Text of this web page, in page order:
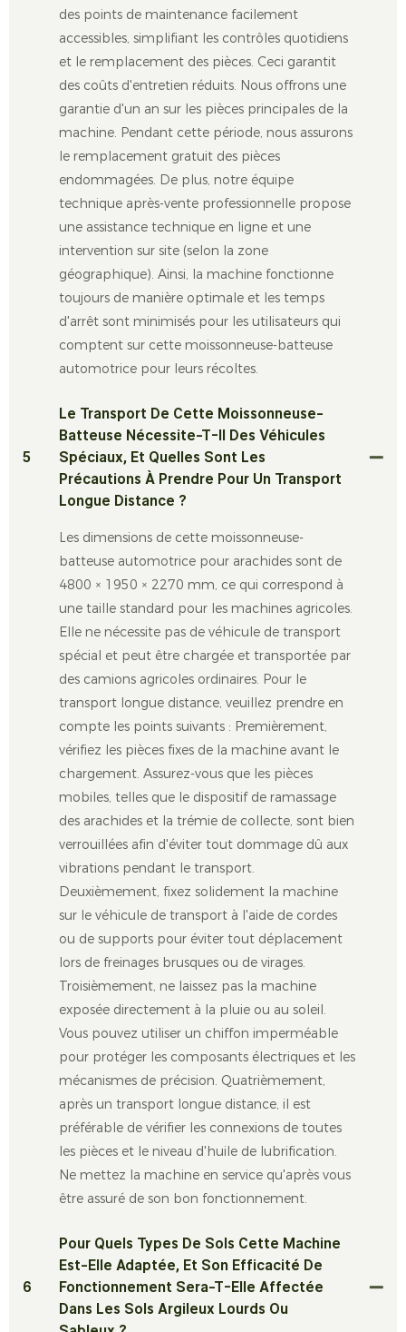
des points de maintenance facilement
accessibles, simplifiant les contrôles quotidiens
et le remplacement des pièces. Ceci garantit
des coûts d'entretien réduits. Nous offrons une
garantie d'un an sur les pièces principales de la
machine. Pendant cette période, nous assurons
le remplacement gratuit des pièces
endommagées. De plus, notre équipe
technique après-vente professionnelle propose
une assistance technique en ligne et une
intervention sur site (selon la zone
géographique). Ainsi, la machine fonctionne
toujours de manière optimale et les temps
d'arrêt sont minimisés pour les utilisateurs qui
comptent sur cette moissonneuse-batteuse
automotrice pour leurs récoltes.
5
Le Transport De Cette Moissonneuse-
Batteuse Nécessite-T-Il Des Véhicules
Spéciaux, Et Quelles Sont Les
Précautions À Prendre Pour Un Transport
Longue Distance ?
Les dimensions de cette moissonneuse-
batteuse automotrice pour arachides sont de
4800 × 1950 × 2270 mm, ce qui correspond à
une taille standard pour les machines agricoles.
Elle ne nécessite pas de véhicule de transport
spécial et peut être chargée et transportée par
des camions agricoles ordinaires. Pour le
transport longue distance, veuillez prendre en
compte les points suivants : Premièrement,
vérifiez les pièces fixes de la machine avant le
chargement. Assurez-vous que les pièces
mobiles, telles que le dispositif de ramassage
des arachides et la trémie de collecte, sont bien
verrouillées afin d'éviter tout dommage dû aux
vibrations pendant le transport.
Deuxièmement, fixez solidement la machine
sur le véhicule de transport à l'aide de cordes
ou de supports pour éviter tout déplacement
lors de freinages brusques ou de virages.
Troisièmement, ne laissez pas la machine
exposée directement à la pluie ou au soleil.
Vous pouvez utiliser un chiffon imperméable
pour protéger les composants électriques et les
mécanismes de précision. Quatrièmement,
après un transport longue distance, il est
préférable de vérifier les connexions de toutes
les pièces et le niveau d'huile de lubrification.
Ne mettez la machine en service qu'après vous
être assuré de son bon fonctionnement.
6
Pour Quels Types De Sols Cette Machine
Est-Elle Adaptée, Et Son Efficacité De
Fonctionnement Sera-T-Elle Affectée
Dans Les Sols Argileux Lourds Ou